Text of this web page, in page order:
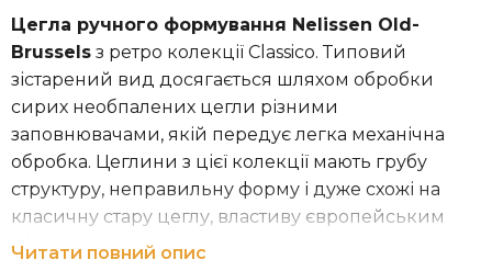
Цегла ручного формування Nelissen Old-
Brussels з ретро колекції Classico. Типовий
зістарений вид досягається шляхом обробки
сирих необпалених цегли різними
заповнювачами, якій передує легка механічна
обробка. Цеглини з цієї колекції мають грубу
структуру, неправильну форму і дуже схожі на
класичну стару цеглу, властиву європейським
містам.
Читати повний опис